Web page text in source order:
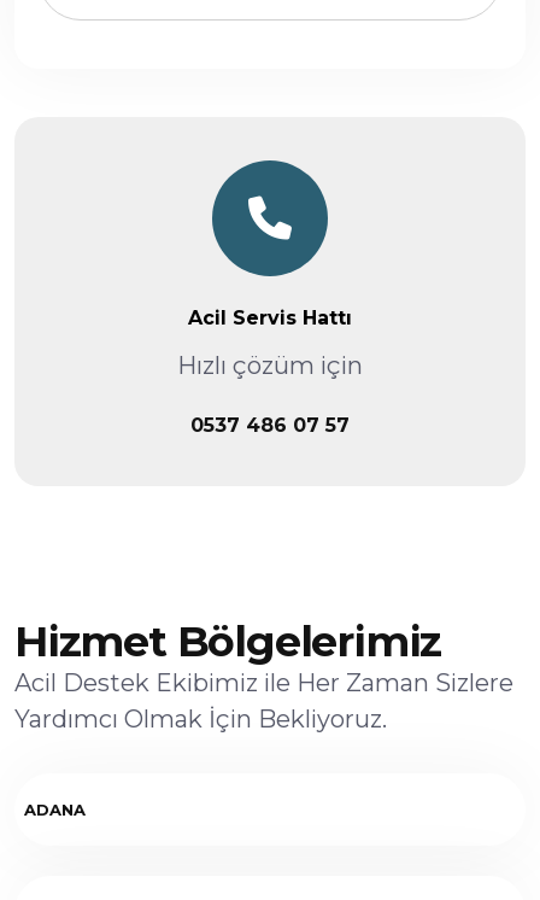
Acil Servis Hattı
Hızlı çözüm için
0537 486 07 57
Hizmet Bölgelerimiz
Acil Destek Ekibimiz ile Her Zaman Sizlere
Yardımcı Olmak İçin Bekliyoruz.
ADANA